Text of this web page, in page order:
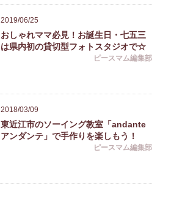
2019/06/25
おしゃれママ必見！お誕生日・七五三
は県内初の貸切型フォトスタジオで☆
ピースマム編集部
2018/03/09
東近江市のソーイング教室「andante
アンダンテ」で手作りを楽しもう！
ピースマム編集部